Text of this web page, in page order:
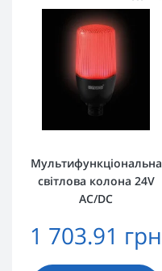
Мультифункціональна
світлова колона 24V
AC/DC
1 703.91 грн